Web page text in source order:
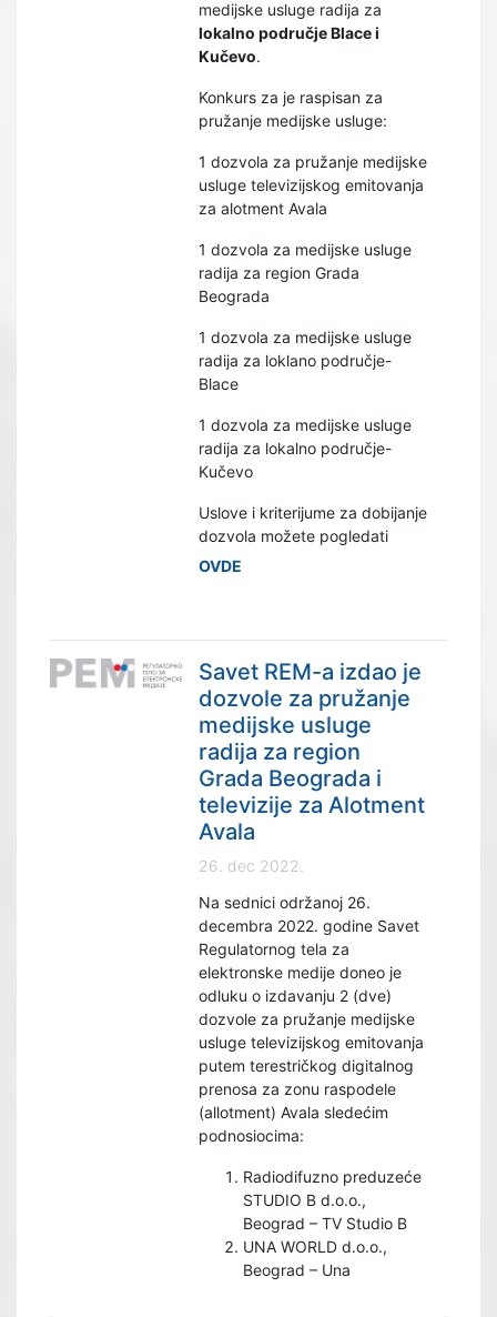
medijske usluge radija za
lokalno područje Blace i
Kučevo.
Konkurs za je raspisan za
pružanje medijske usluge:
1 dozvola za pružanje medijske
usluge televizijskog emitovanja
za alotment Avala
1 dozvola za medijske usluge
radija za region Grada
Beograda
1 dozvola za medijske usluge
radija za loklano područje-
Blace
1 dozvola za medijske usluge
radija za lokalno područje-
Kučevo
Uslove i kriterijume za dobijanje
dozvola možete pogledati
OVDE
Savet REM-a izdao je
dozvole za pružanje
medijske usluge
radija za region
Grada Beograda i
televizije za Alotment
Avala
26. dec 2022.
Na sednici održanoj 26.
decembra 2022. godine Savet
Regulatornog tela za
elektronske medije doneo je
odluku o izdavanju 2 (dve)
dozvole za pružanje medijske
usluge televizijskog emitovanja
putem terestričkog digitalnog
prenosa za zonu raspodele
(allotment) Avala sledećim
podnosiocima:
Radiodifuzno preduzeće
STUDIO B d.o.o.,
Beograd – TV Studio B
UNA WORLD d.o.o.,
Beograd – Una